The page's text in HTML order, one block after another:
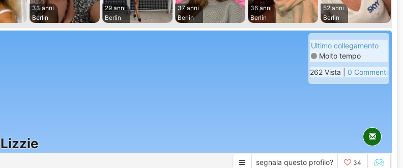
33 anni
Berlin
29 anni
Berlin
37 anni
Berlin
36 anni
Berlin
52 anni
Berlin
Lizzie
Ultimo collegamento
Molto tempo
262 Vista | 0 Commenti
segnala questo profilo? 34